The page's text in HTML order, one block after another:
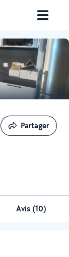
Partager
Partager
Avis (10)